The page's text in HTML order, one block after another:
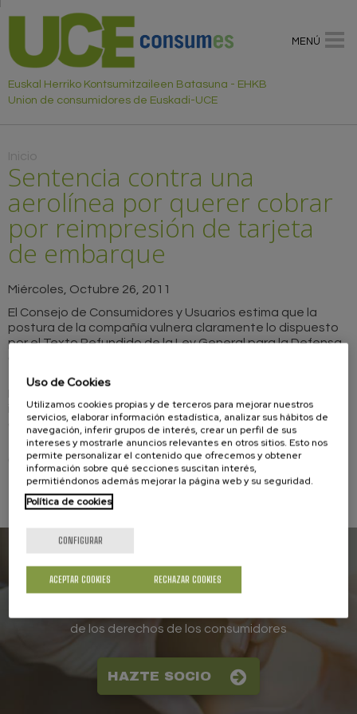
Euskal Herriko Kontsumitzaileen Batasuna - EHKB
Union de consumidores de Euskadi-UCE
Usted está aquí
Inicio
Sentencia contra una
aerolínea por querer cobrar
por reimpresión de tarjeta
de embarque
Miércoles, Octubre 26, 2011
El Consejo de Consumidores y Usuarios estima que la
postura de la compañía vulnera claramente lo dispuesto
por el Texto Refundido de la Ley General para la Defensa
internacionales, europeas y nacionales de navegación
aérea que obligan a expedir un billete al pasajero.
(Más información en el documento)
Comunicado
Asóciate a la UCE
de los derechos de los consumidores
HAZTE SOCIO
MENÚ
Uso de Cookies
Utilizamos cookies propias y de terceros para mejorar nuestros
servicios, elaborar información estadística, analizar sus hábitos de
navegación, inferir grupos de interés, crear un perfil de sus
intereses y mostrarle anuncios relevantes en otros sitios. Esto nos
permite personalizar el contenido que ofrecemos y obtener
información sobre qué secciones suscitan interés,
permitiéndonos además mejorar la página web y su seguridad.
Política de cookies
CONFIGURAR
RECHAZAR COOKIES
ACEPTAR COOKIES